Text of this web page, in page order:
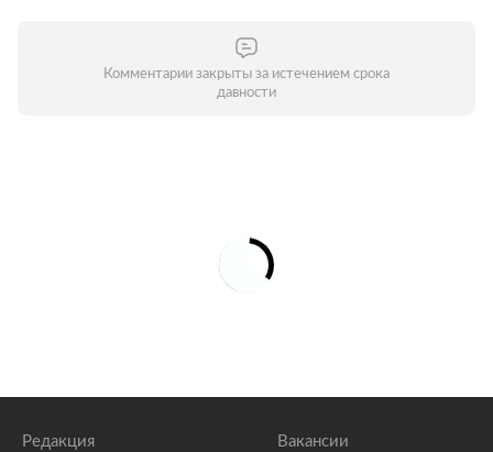
Комментарии закрыты за истечением срока
давности
Редакция Вакансии